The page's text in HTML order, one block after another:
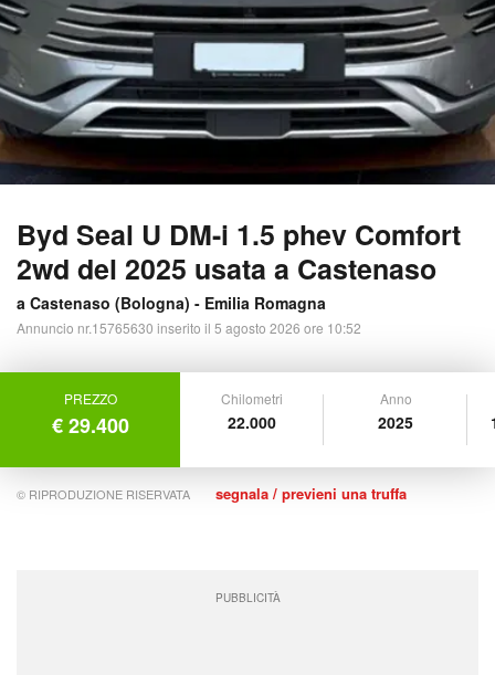
Byd Seal U DM-i 1.5 phev Comfort
2wd del 2025 usata a Castenaso
a Castenaso (Bologna) - Emilia Romagna
Annuncio nr.15765630 inserito il 5 agosto 2026 ore 10:52
PREZZO
€ 29.400
Chilometri
22.000
Anno
2025
© RIPRODUZIONE RISERVATA segnala / previeni una truffa
PUBBLICITÀ